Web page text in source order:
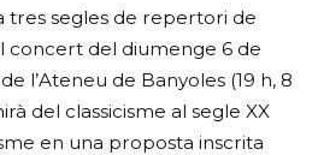
tres segles de repertori de
concert del diumenge 6 de
l’Ateneu de Banyoles (19 h, 8
del classicisme al segle XX
en una proposta inscrita